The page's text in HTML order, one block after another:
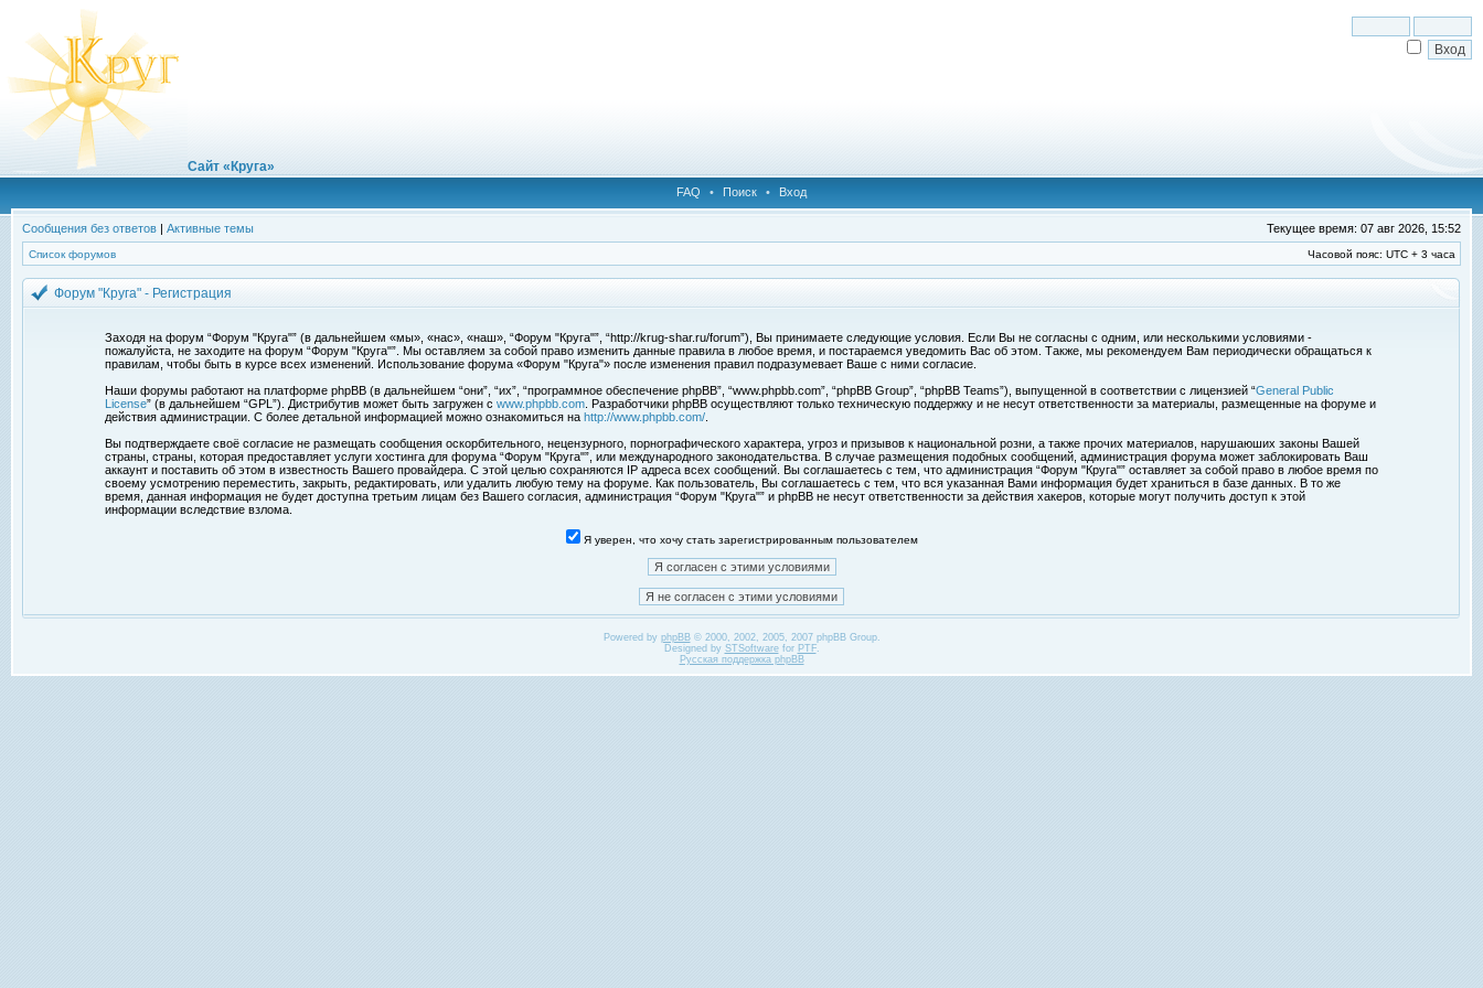
Сайт «Круга»
FAQ • Поиск • Вход
Сообщения без ответов | Активные темы Текущее время: 07 авг 2026, 15:52
Список форумов Часовой пояс: UTC + 3 часа
Форум "Круга" - Регистрация
Заходя на форум “Форум "Круга"” (в дальнейшем «мы», «нас», «наш», “Форум "Круга"”, “http://krug-shar.ru/forum”), Вы принимаете следующие условия. Если Вы не согласны с одним, или несколькими условиями -
пожалуйста, не заходите на форум “Форум "Круга"”. Мы оставляем за собой право изменить данные правила в любое время, и постараемся уведомить Вас об этом. Также, мы рекомендуем Вам периодически обращаться к
правилам, чтобы быть в курсе всех изменений. Использование форума «Форум "Круга"» после изменения правил подразумевает Ваше с ними согласие.
Наши форумы работают на платформе phpBB (в дальнейшем “они”, “их”, “программное обеспечение phpBB”, “www.phpbb.com”, “phpBB Group”, “phpBB Teams”), выпущенной в соответствии с лицензией “General Public
License” (в дальнейшем “GPL”). Дистрибутив может быть загружен с www.phpbb.com . Разработчики phpBB осуществляют только техническую поддержку и не несут ответственности за материалы, размещенные на форуме и
действия администрации. С более детальной информацией можно ознакомиться на http://www.phpbb.com/
Вы подтверждаете своё согласие не размещать сообщения оскорбительного, нецензурного, порнографического характера, угроз и призывов к национальной розни, а также прочих материалов, нарушаюших законы Вашей
страны, страны, которая предоставляет услуги хостинга для форума “Форум "Круга"”, или международного законодательства. В случае размещения подобных сообщений, администрация форума может заблокировать Ваш
аккаунт и поставить об этом в известность Вашего провайдера. С этой целью сохраняются IP адреса всех сообщений. Вы соглашаетесь с тем, что администрация “Форум "Круга"” оставляет за собой право в любое время по
своему усмотрению переместить, закрыть, редактировать, или удалить любую тему на форуме. Как пользователь, Вы соглашаетесь с тем, что вся указанная Вами информация будет храниться в базе данных. В то же
время, данная информация не будет доступна третьим лицам без Вашего согласия, администрация “Форум "Круга"” и phpBB не несут ответственности за действия хакеров, которые могут получить доступ к этой
информации вследствие взлома.
Я уверен, что хочу стать зарегистрированным пользователем
Powered by phpBB© 2000, 2002, 2005, 2007 phpBB Group.
Designed by STSoftwarefor PTF.
Русская поддержка phpBB